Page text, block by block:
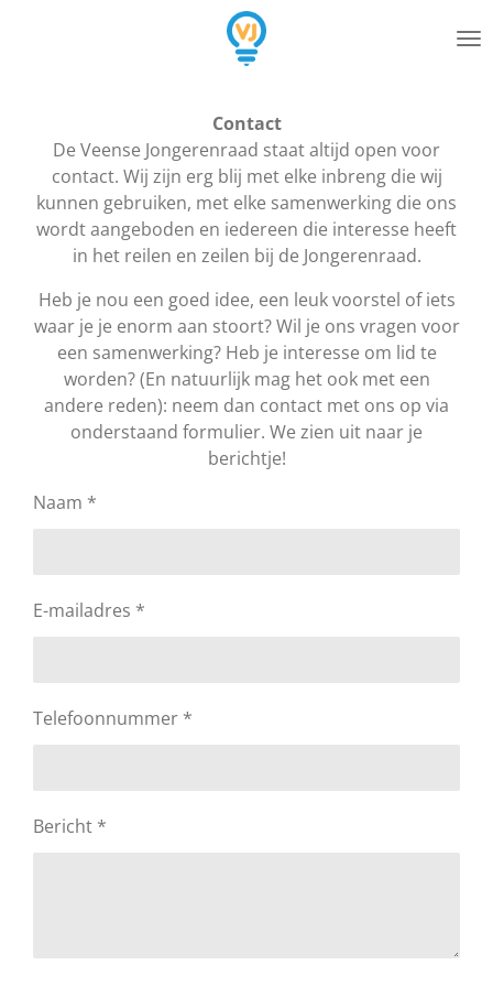
Contact
De Veense Jongerenraad staat altijd open voor
contact. Wij zijn erg blij met elke inbreng die wij
kunnen gebruiken, met elke samenwerking die ons
wordt aangeboden en iedereen die interesse heeft
in het reilen en zeilen bij de Jongerenraad.
Heb je nou een goed idee, een leuk voorstel of iets
waar je je enorm aan stoort? Wil je ons vragen voor
een samenwerking? Heb je interesse om lid te
worden? (En natuurlijk mag het ook met een
andere reden): neem dan contact met ons op via
onderstaand formulier. We zien uit naar je
berichtje!
Naam *
E-mailadres *
Telefoonnummer *
Bericht *